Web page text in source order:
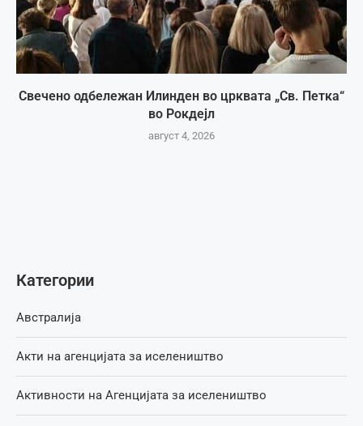
Свечено одбележан Илинден во црквата „Св. Петка“
во Рокдејл
август 4, 2026
Категории
Австралија
Акти на агенцијата за иселеништво
Активности на Агенцијата за иселеништво